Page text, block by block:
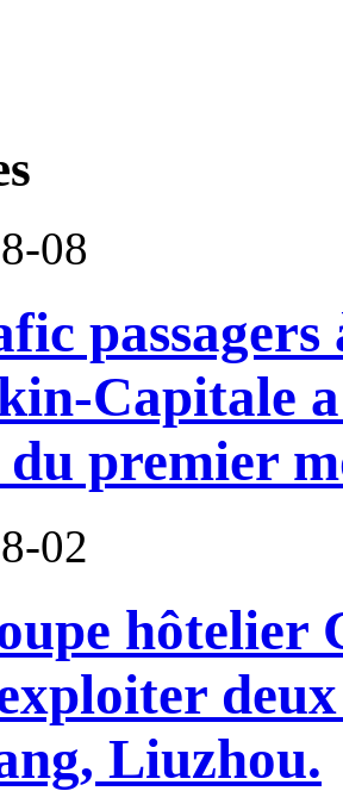
08
Capitale
premier
02
hôtelier
Liuzhou.